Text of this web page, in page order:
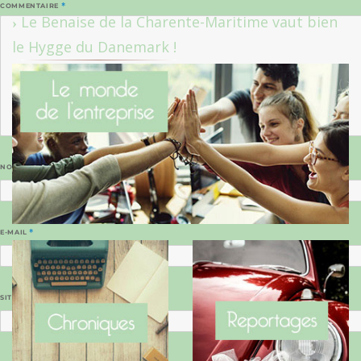
COMMENTAIRE *
NOM*
E-MAIL*
SITE WEB
Le Benaise de la Charente-Maritime vaut bien
le Hygge du Danemark !